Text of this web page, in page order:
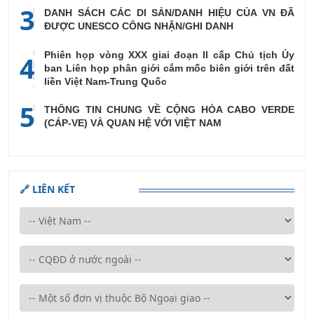
3
DANH SÁCH CÁC DI SẢN/DANH HIỆU CỦA VN ĐÃ
ĐƯỢC UNESCO CÔNG NHẬN/GHI DANH
4
Phiên họp vòng XXX giai đoạn II cấp Chủ tịch Ủy
ban Liên họp phân giới cắm mốc biên giới trên đất
liền Việt Nam-Trung Quốc
5
THÔNG TIN CHUNG VỀ CỘNG HÒA CABO VERDE
(CÁP-VE) VÀ QUAN HỆ VỚI VIỆT NAM
🔗 LIÊN KẾT